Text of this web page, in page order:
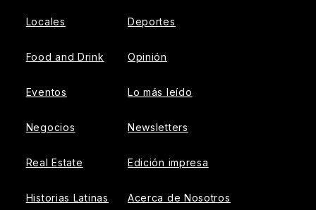
Locales
Food and Drink
Eventos
Negocios
Real Estate
Historias Latinas
Deportes
Opinión
Lo más leído
Newsletters
Edición impresa
Acerca de Nosotros